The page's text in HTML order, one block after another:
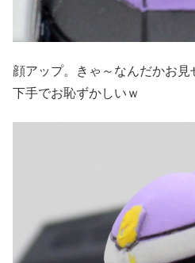
顔アップ。きゃ～なんだかお
下手でお恥ずかしいｗ